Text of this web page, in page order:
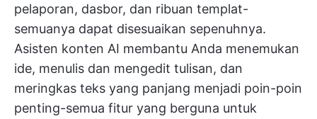
pelaporan, dasbor, dan ribuan templat-
semuanya dapat disesuaikan sepenuhnya.
Asisten konten AI membantu Anda menemukan
ide, menulis dan mengedit tulisan, dan
meringkas teks yang panjang menjadi poin-poin
penting-semua fitur yang berguna untuk